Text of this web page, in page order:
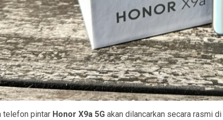
telefon pintar Honor X9a 5G akan dilancarkan secara rasmi